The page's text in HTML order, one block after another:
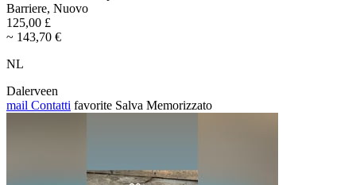
Barriere, Nuovo
125,00 £
~ 143,70 €
NL
Dalerveen
mail Contatti favorite Salva Memorizzato